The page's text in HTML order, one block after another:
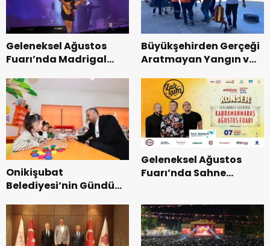
Geleneksel Ağustos
Fuarı’nda Madrigal
Büyükşehirden Gerçeği
Aratmayan Yangın ve
Onikişubat
Belediyesi’nin Gündüz
dönemin ön kayıtları
başladı.
Geleneksel Ağustos
Fuarı’nda Sahne